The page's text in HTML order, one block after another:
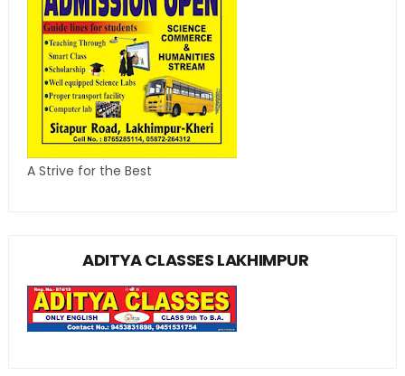
A Strive for the Best
ADITYA CLASSES LAKHIMPUR